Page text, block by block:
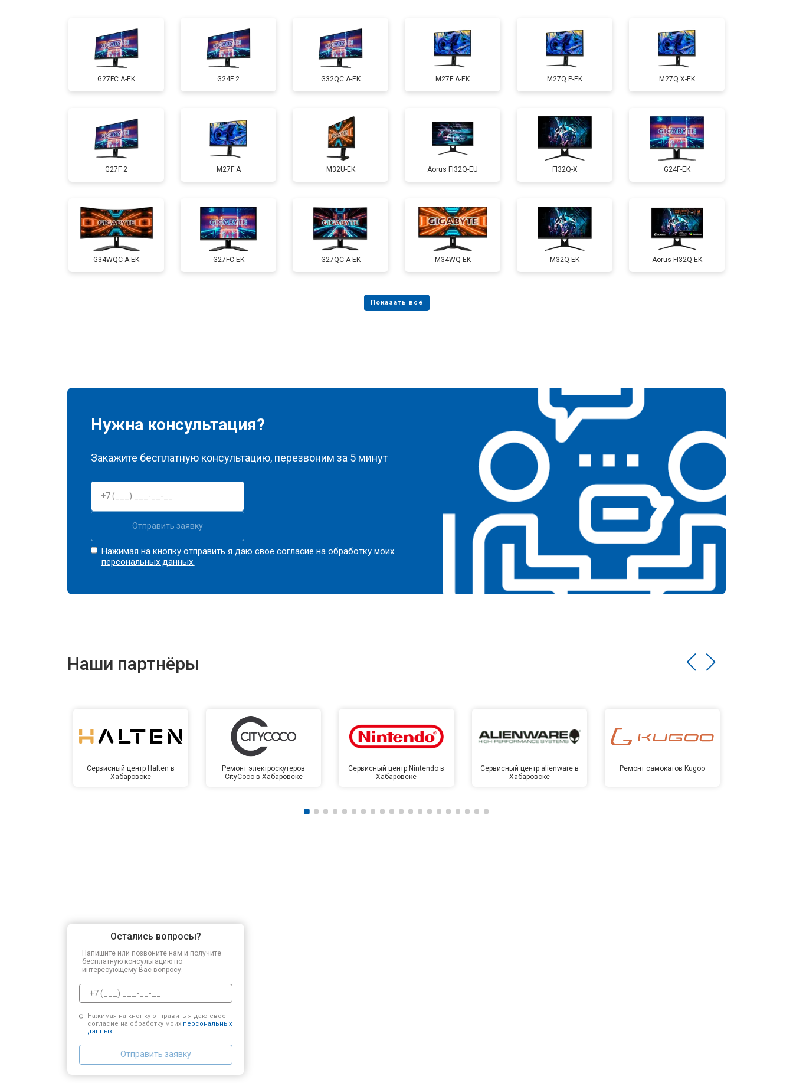
G27FC A-EK G24F 2 G32QC A-EK M27F A-EK M27Q P-EK M27Q X-EK
G27F 2 M27F A M32U-EK Aorus FI32Q-EU FI32Q-X G24F-EK
G34WQC A-EK G27FC-EK G27QC A-EK M34WQ-EK M32Q-EK Aorus FI32Q-EK
Нужна консультация?
Закажите бесплатную консультацию, перезвоним за 5 минут
Отправить заявку
Нажимая на кнопку отправить я даю свое согласие на обработку моих
персональных данных.
Наши партнёры
Сервисный центр Halten в
Хабаровске
Ремонт электроскутеров
CityCoco в Хабаровске
Сервисный центр Nintendo в
Хабаровске
Сервисный центр alienware в
Хабаровске
Ремонт самокатов Kugoo
Остались вопросы?
Напишите или позвоните нам и получите
бесплатную консультацию по
интересующему Вас вопросу.
Нажимая на кнопку отправить я даю свое
согласие на обработку моих персональных
данных.
Отправить заявку